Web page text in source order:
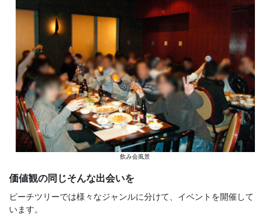
飲み会風景
価値観の同じそんな出会いを
ピーチツリーでは様々なジャンルに分けて、イベントを開催して
います。